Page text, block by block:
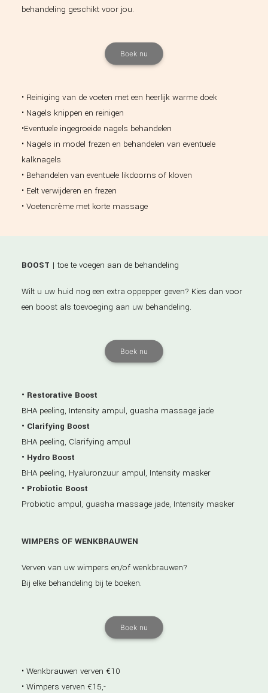
behandeling geschikt voor jou.
Boek nu
• Reiniging van de voeten met een heerlijk warme doek
• Nagels knippen en reinigen
•Eventuele ingegroeide nagels behandelen
• Nagels in model frezen en behandelen van eventuele
kalknagels
• Behandelen van eventuele likdoorns of kloven
• Eelt verwijderen en frezen
• Voetencrème met korte massage
BOOST | toe te voegen aan de behandeling
Wilt u uw huid nog een extra oppepper geven? Kies dan voor
een boost als toevoeging aan uw behandeling.
Boek nu
• Restorative Boost
BHA peeling, Intensity ampul, guasha massage jade
• Clarifying Boost
BHA peeling, Clarifying ampul
• Hydro Boost
BHA peeling, Hyaluronzuur ampul, Intensity masker
• Probiotic Boost
Probiotic ampul, guasha massage jade, Intensity masker
WIMPERS OF WENKBRAUWEN
Verven van uw wimpers en/of wenkbrauwen?
Bij elke behandeling bij te boeken.
Boek nu
• Wenkbrauwen verven €10
• Wimpers verven €15,-